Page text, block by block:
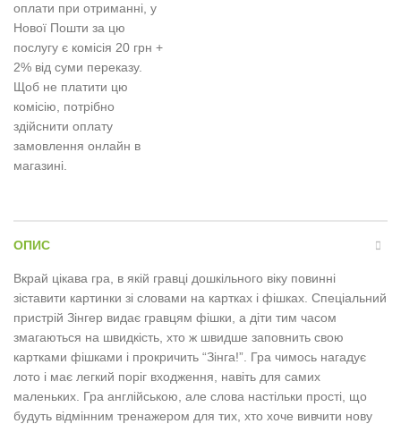
оплати при отриманні, у
Нової Пошти за цю
послугу є комісія 20 грн +
2% від суми переказу.
Щоб не платити цю
комісію, потрібно
здійснити оплату
замовлення онлайн в
магазині.
ОПИС
Вкрай цікава гра, в якій гравці дошкільного віку повинні
зіставити картинки зі словами на картках і фішках. Спеціальний
пристрій Зінгер видає гравцям фішки, а діти тим часом
змагаються на швидкість, хто ж швидше заповнить свою
картками фішками і прокричить “Зінга!”. Гра чимось нагадує
лото і має легкий поріг входження, навіть для самих
маленьких. Гра англійською, але слова настільки прості, що
будуть відмінним тренажером для тих, хто хоче вивчити нову